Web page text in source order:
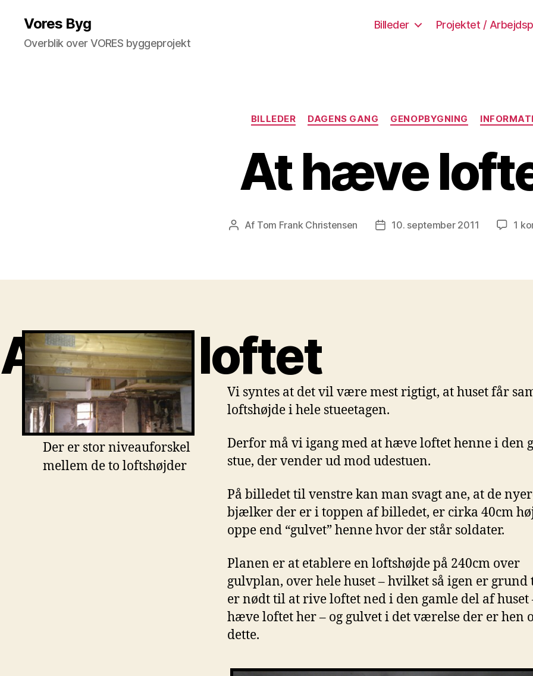
Vores Byg
Overblik over VORES byggeprojekt
Billeder Projektet /
Kategorier
BILLEDER DAGENS GANG GENOPBYGNING
At hæve
Indlægsforfatter
Af Tom Frank Christensen Indlægsdato
10. september 2011 1
Der er stor niveauforskel
mellem de to loftshøjder
At hæve loftet
Vi syntes at det vil være mest rigtigt, at huset får
loftshøjde i hele stueetagen.
Derfor må vi igang med at hæve loftet henne i den
stue, der vender ud mod udestuen.
På billedet til venstre kan man svagt ane, at de
bjælker der er i toppen af billedet, er cirka 40cm
oppe end “gulvet” henne hvor der står soldater.
Planen er at etablere en loftshøjde på 240cm over
gulvplan, over hele huset – hvilket så igen er
er nødt til at rive loftet ned i den gamle del af huset
hæve loftet her – og gulvet i det værelse der er hen
dette.